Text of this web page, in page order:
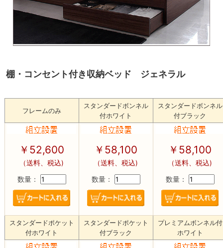
棚・コンセント付き収納ベッド ジェネラル
フレームのみ
スタンダードボンネル
付ホワイト
スタンダードボンネル
付ブラック
￥52,600
（送料、税込)
数量：
￥58,100
（送料、税込)
数量：
￥58,100
（送料、税込)
数量：
スタンダードポケット
付ホワイト
スタンダードポケット
付ブラック
プレミアムボンネル付
ホワイト